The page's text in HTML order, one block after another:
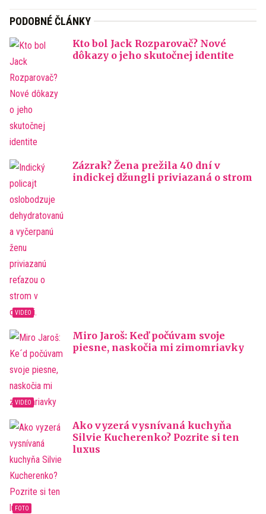
PODOBNÉ ČLÁNKY
Kto bol Jack Rozparovač? Nové
dôkazy o jeho skutočnej identite
Zázrak? Žena prežila 40 dní v
indickej džungli priviazaná o strom
Miro Jaroš: Keď počúvam svoje
piesne, naskočia mi zimomriavky
Ako vyzerá vysnívaná kuchyňa
Silvie Kucherenko? Pozrite si ten
luxus